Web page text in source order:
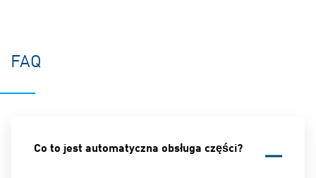
FAQ
Co to jest automatyczna obsługa części?